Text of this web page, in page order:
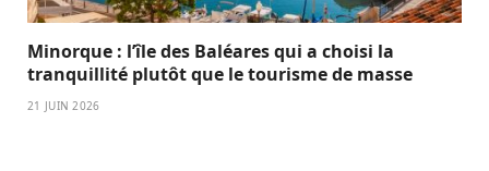
Minorque : l’île des Baléares qui a choisi la
tranquillité plutôt que le tourisme de masse
21 JUIN 2026